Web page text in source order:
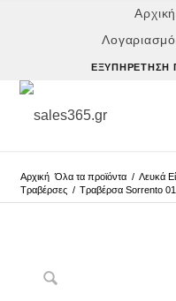
Αρχική
ΕΞΥΠΗΡΈΤΗΣΗ
Αρχική Όλα τα προϊόντα / Λευκά
Τραβέρσες / Τραβέρσα Sorrento